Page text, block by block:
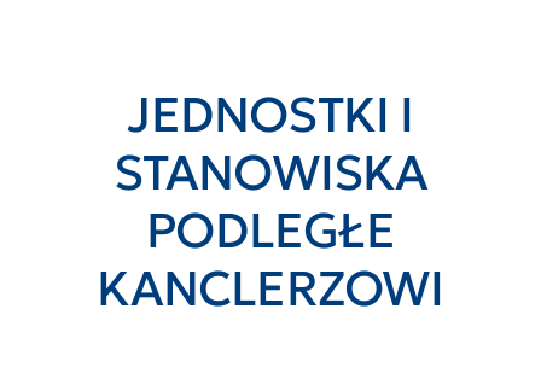
JEDNOSTKI I
STANOWISKA
PODLEGŁE
KANCLERZOWI